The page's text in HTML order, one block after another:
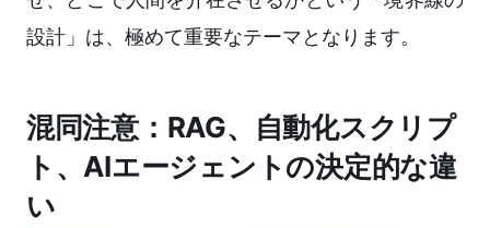
設計」は、極めて重要なテーマとなります。
混同注意：RAG、自動化スクリプ
ト、AIエージェントの決定的な違
い